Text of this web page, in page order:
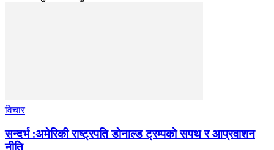
विचार
सन्दर्भ :अमेरिकी राष्ट्रपति डाेनाल्ड ट्रम्पकाे सपथ र आप्रवाशन